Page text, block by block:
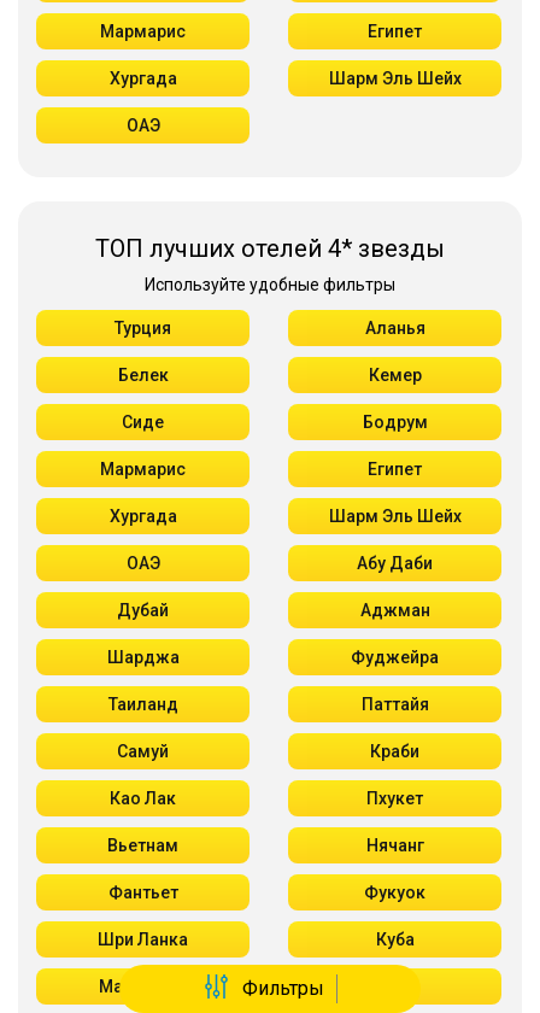
Фильтры
Мармарис Египет
Хургада Шарм Эль Шейх
ОАЭ
ТОП лучших отелей 4* звезды
Используйте удобные фильтры
Турция Аланья
Белек Кемер
Сиде Бодрум
Мармарис Египет
Хургада Шарм Эль Шейх
ОАЭ Абу Даби
Дубай Аджман
Шарджа Фуджейра
Таиланд Паттайя
Самуй Краби
Као Лак Пхукет
Вьетнам Нячанг
Фантьет Фукуок
Шри Ланка Куба
Мальдивы